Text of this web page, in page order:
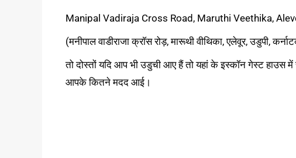
Manipal Vadiraja Cross Road, Maruthi Veethika,
(मनीपाल वाडीराजा क्राॅस रोड़, मारूथी वीथिका, एलेवूर, उडुपी,
तो दोस्तों यदि आप भी उडुची आए हैं तो यहां के इस्कॉन गेस्ट हाउस
आपके कितने मदद आई।